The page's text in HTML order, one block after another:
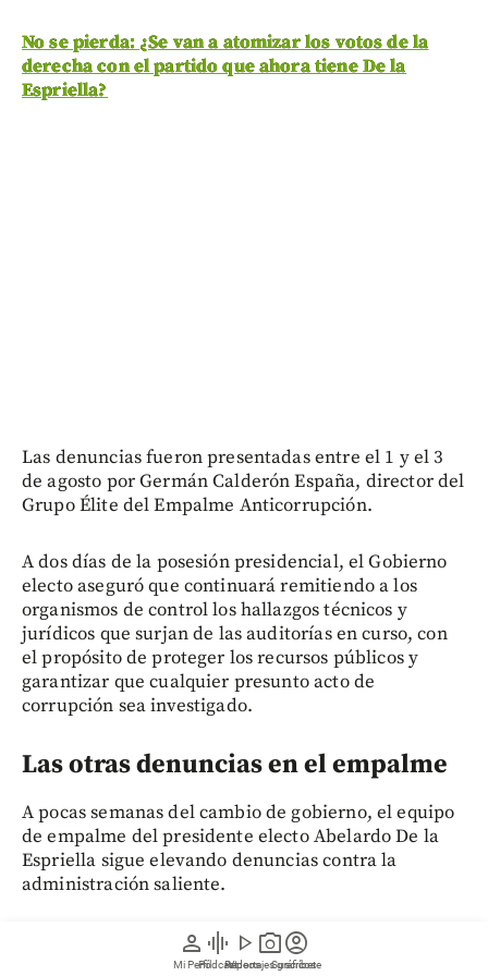
person
Mi Perfil
graphic_eq
Pódcast
play_arrow
Videos
photo_camera
Reportajes gráficos
account_circle
Suscríbete
No se pierda: ¿Se van a atomizar los votos de la
derecha con el partido que ahora tiene De la
Espriella?
Las denuncias fueron presentadas entre el 1 y el 3
de agosto por Germán Calderón España, director del
Grupo Élite del Empalme Anticorrupción.
A dos días de la posesión presidencial, el Gobierno
electo aseguró que continuará remitiendo a los
organismos de control los hallazgos técnicos y
jurídicos que surjan de las auditorías en curso, con
el propósito de proteger los recursos públicos y
garantizar que cualquier presunto acto de
corrupción sea investigado.
Las otras denuncias en el empalme
A pocas semanas del cambio de gobierno, el equipo
de empalme del presidente electo Abelardo De la
Espriella sigue elevando denuncias contra la
administración saliente.
El pasado 17 de julio se radicó ante la
y la Contraloría cuatro alertas por presuntas